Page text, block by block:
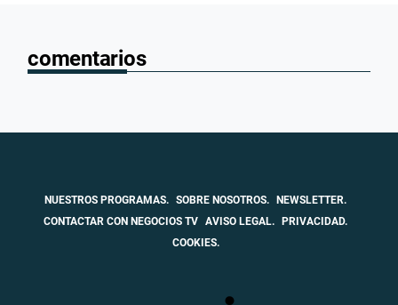
comentarios
NUESTROS PROGRAMAS. SOBRE NOSOTROS.
NEWSLETTER.
CONTACTAR CON NEGOCIOS TV AVISO LEGAL.
PRIVACIDAD.
COOKIES.